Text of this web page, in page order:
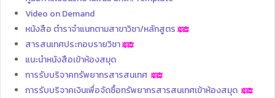
Video on Demand
หนังสือ ตำราจำแนกตามสาขาวิชา/หลักสูตร
สารสนเทศประกอบรายวิชา
แนะนำหนังสือเข้าห้องสมุด
การรับบริจาคทรัพยากรสารสนเทศ
การรับบริจาคเงินเพื่อจัดซื้อทรัพยากรสารสนเทศเข้าห้องสมุด